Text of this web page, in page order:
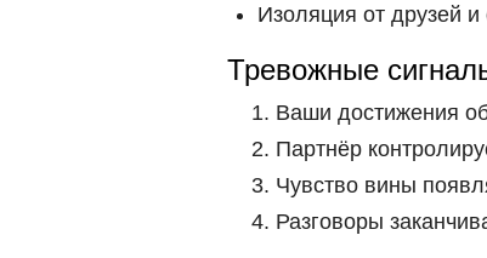
Изоляция от друзей и
Тревожные
Ваши достижения
Партнёр
Чувство вины
Разговоры